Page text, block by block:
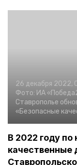
26 декабря 2022,
Фото: ИА
Ставрополье
«Безопасные
В 2022 году
качественные